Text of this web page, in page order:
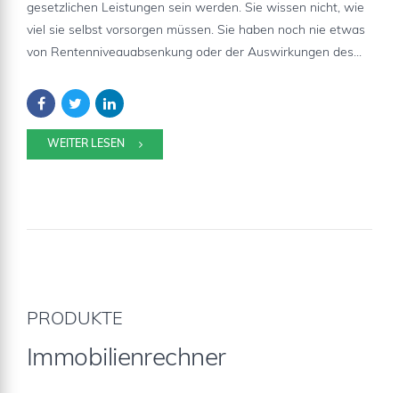
gesetzlichen Leistungen sein werden. Sie wissen nicht, wie
viel sie selbst vorsorgen müssen. Sie haben noch nie etwas
von Rentenniveauabsenkung oder der Auswirkungen des...
WEITER LESEN
PRODUKTE
Immobilienrechner